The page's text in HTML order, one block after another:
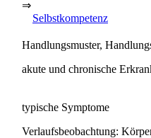
⇒
Selbstkompetenz
Handlungsmuster,
akute und chronische
typische Symptome
Verlaufsbeobachtung: